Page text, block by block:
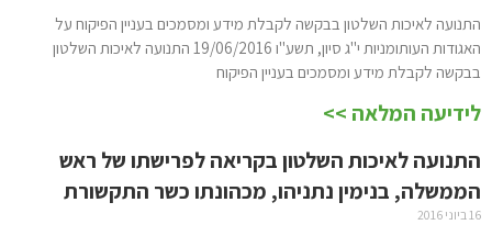
התנועה לאיכות השלטון בבקשה לקבלת מידע ומסמכים בעניין הפיקוח על
האגודות העותומניות י"ג סיון, תשע"ו 19/06/2016 התנועה לאיכות השלטון
בבקשה לקבלת מידע ומסמכים בעניין הפיקוח
לידיעה המלאה >>
התנועה לאיכות השלטון בקריאה לפרישתו של ראש
הממשלה, בנימין נתניהו, מכהונתו כשר התקשורת
16 ביוני 2016